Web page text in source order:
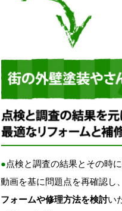
●点検と調査の結果とその時
動画を基に問題点を再確認し、
フォームや修理方法を検討い